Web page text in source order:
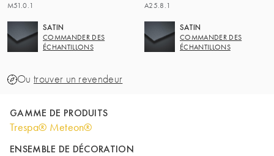
M51.0.1
SATIN
COMMANDER DES
ÉCHANTILLONS
A25.8.1
SATIN
COMMANDER DES
ÉCHANTILLONS
Ou trouver un revendeur
GAMME DE PRODUITS
Trespa® Meteon®
ENSEMBLE DE DÉCORATION